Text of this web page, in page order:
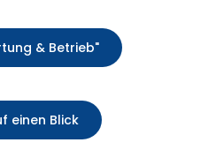
& Betrieb"
einen Blick